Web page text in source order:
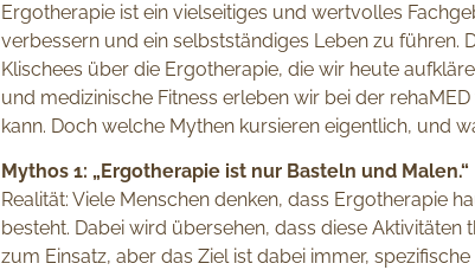
Ergotherapie ist ein vielseitiges und wertvolles
verbessern und ein selbstständiges Leben zu führen.
Klischees über die Ergotherapie, die wir heute
und medizinische Fitness erleben wir bei der
kann. Doch welche Mythen kursieren eigentlich, und
Mythos 1: „Ergotherapie ist nur Basteln und Malen.“
Realität: Viele Menschen denken, dass Ergotherapie
besteht. Dabei wird übersehen, dass diese
zum Einsatz, aber das Ziel ist dabei immer,